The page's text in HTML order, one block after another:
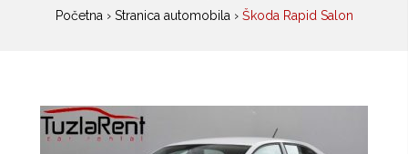
Početna › Stranica automobila › Škoda Rapid Salon